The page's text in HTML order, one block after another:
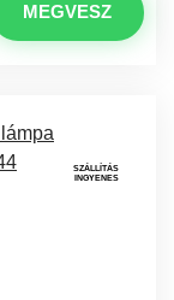
MEGVESZ
SZÁLLÍTÁS
INGYENES